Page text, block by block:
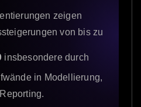
zeigen
von bis zu
insbesondere durch
in Modellierung,